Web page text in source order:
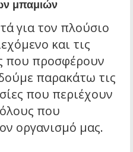
μπαμιών
για τον πλούσιο
και τις
που προσφέρουν
παρακάτω τις
που περιέχουν
που
οργανισμό μας.